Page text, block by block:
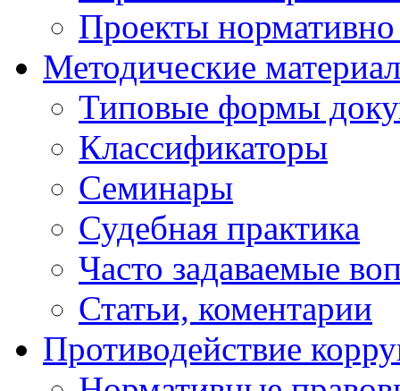
Проекты
Методические
Типовые формы
Классификаторы
Семинары
Судебная практика
Часто задаваемые
Статьи, коментарии
Противодействие